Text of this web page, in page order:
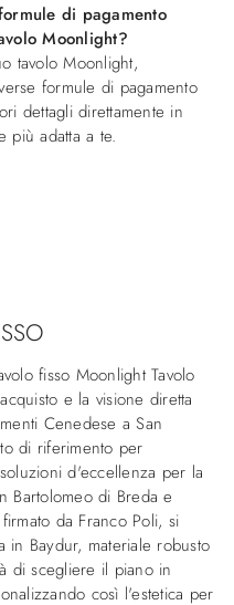
di pagamento
Moonlight?
tavolo Moonlight,
formule di pagamento
dettagli direttamente in
più adatta a te.
fisso Moonlight Tavolo
e la visione diretta
Cenedese a San
di riferimento per
d'eccellenza per la
Bartolomeo di Breda e
da Franco Poli, si
in Baydur, materiale robusto
di scegliere il piano in
così l'estetica per